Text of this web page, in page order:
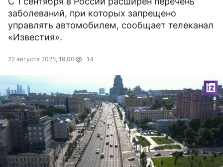
заболеваний, при которых запрещено
управлять автомобилем, сообщает телеканал
«Известия».
22 августа 2025, 19:00 14